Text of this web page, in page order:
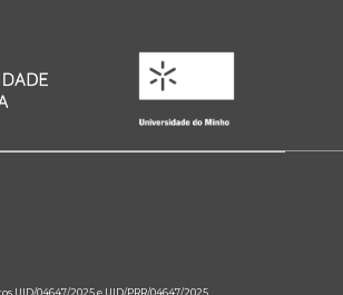
UID/04647/2025 e UID/PRR/04647/2025.